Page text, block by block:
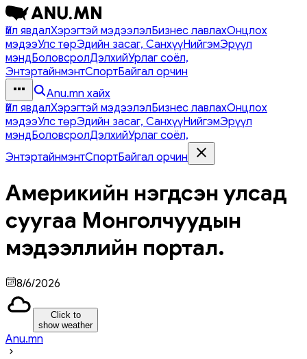
Үйл явдалХэрэгтэй мэдээлэлБизнес лавлахОнцлох
мэдээУлс төрЭдийн засаг, СанхүүНийгэмЭрүүл
мэндБоловсролДэлхийУрлаг соёл,
ЭнтэртайнмэнтСпортБайгал орчин
Anu.mn хайх
Үйл явдалХэрэгтэй мэдээлэлБизнес лавлахОнцлох
мэдээУлс төрЭдийн засаг, СанхүүНийгэмЭрүүл
мэндБоловсролДэлхийУрлаг соёл,
ЭнтэртайнмэнтСпортБайгал орчин
Америкийн нэгдсэн улсад
суугаа Монголчуудын
мэдээллийн портал.
8/6/2026
Click to
show weather
Anu.mn